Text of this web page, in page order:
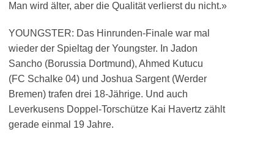
Man wird älter, aber die Qualität verlierst du nicht.»
YOUNGSTER: Das Hinrunden-Finale war mal
wieder der Spieltag der Youngster. In Jadon
Sancho (Borussia Dortmund), Ahmed Kutucu
(FC Schalke 04) und Joshua Sargent (Werder
Bremen) trafen drei 18-Jährige. Und auch
Leverkusens Doppel-Torschütze Kai Havertz zählt
gerade einmal 19 Jahre.